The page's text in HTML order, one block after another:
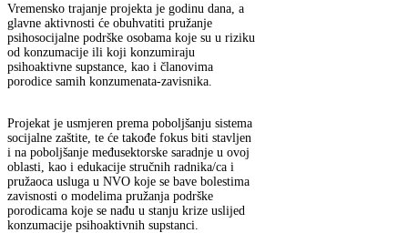
Vremensko trajanje projekta je godinu dana, a
glavne aktivnosti će obuhvatiti pružanje
psihosocijalne podrške osobama koje su u riziku
od konzumacije ili koji konzumiraju
psihoaktivne supstance, kao i članovima
porodice samih konzumenata-zavisnika.
Projekat je usmjeren prema poboljšanju sistema
socijalne zaštite, te će takođe fokus biti stavljen
i na poboljšanje međusektorske saradnje u ovoj
oblasti, kao i edukacije stručnih radnika/ca i
pružaoca usluga u NVO koje se bave bolestima
zavisnosti o modelima pružanja podrške
porodicama koje se nađu u stanju krize uslijed
konzumacije psihoaktivnih supstanci.